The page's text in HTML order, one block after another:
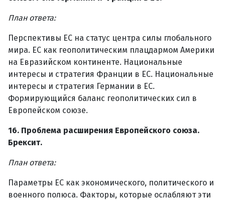
План ответа:
Перспективы ЕС на статус центра силы глобального
мира. ЕС как геополитическим плацдармом Америки
на Евразийском континенте. Национальные
интересы и стратегия Франции в ЕС. Национальные
интересы и стратегия Германии в ЕС.
Формирующийся баланс геополитических сил в
Европейском союзе.
16. Проблема расширения Европейского союза.
Брексит.
План ответа:
Параметры ЕС как экономического, политического и
военного полюса. Факторы, которые ослабляют эти